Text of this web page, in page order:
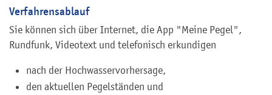
Verfahrensablauf
Sie können sich über Internet, die App "Meine Pegel",
Rundfunk, Videotext und telefonisch erkundigen
nach der Hochwasservorhersage,
den aktuellen Pegelständen und